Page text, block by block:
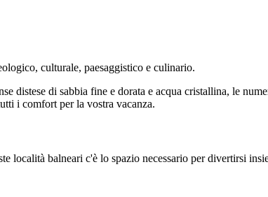
culturale, paesaggistico e culinario.
distese di sabbia fine e dorata e acqua cristallina, le
i comfort per la vostra vacanza.
località balneari c'è lo spazio necessario per divertirsi